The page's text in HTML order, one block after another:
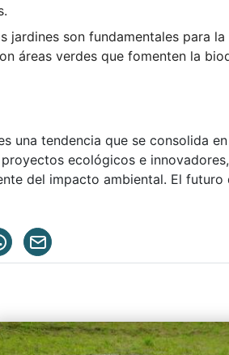
jardines son fundamentales para
áreas verdes que fomenten la
una tendencia que se consolida
ecológicos e
del impacto ambiental. El futuro